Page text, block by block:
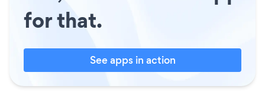
for that.
See apps in action